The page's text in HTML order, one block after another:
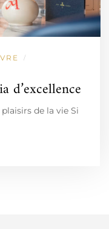
/
d’excellence
de la vie Si